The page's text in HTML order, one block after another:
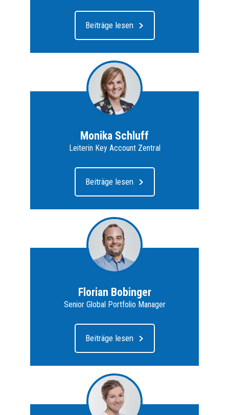
Beiträge lesen
Monika Schluff
Leiterin Key Account Zentral
Beiträge lesen
Florian Bobinger
Senior Global Portfolio Manager
Beiträge lesen